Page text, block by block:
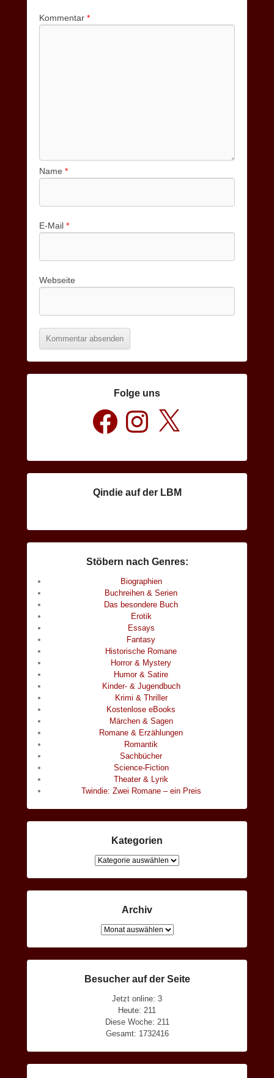
Kommentar *
Name *
E-Mail *
Webseite
Folge uns
Facebook Instagram
Qindie auf der LBM
Stöbern nach Genres:
Biographien
Buchreihen & Serien
Das besondere Buch
Erotik
Essays
Fantasy
Historische Romane
Horror & Mystery
Humor & Satire
Kinder- & Jugendbuch
Krimi & Thriller
Kostenlose eBooks
Märchen & Sagen
Romane & Erzählungen
Romantik
Sachbücher
Science-Fiction
Theater & Lyrik
Twindie: Zwei Romane – ein Preis
Kategorien
Kategorien
Archiv
Archiv
Besucher auf der Seite
Jetzt online: 3
Heute: 211
Diese Woche: 211
Gesamt: 1732416